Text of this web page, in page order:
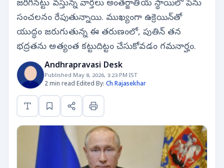
జరిగినట్టు వస్తున్న వార్తలు అంతర్జాతీయ స్థాయిలో పెను
సంచలనం రేపుతున్నాయి. ముఖ్యంగా ఉక్రెయిన్‌తో
యుద్ధం జరుగుతున్న ఈ తరుణంలో, పుతిన్ తన
భద్రతను అత్యంత కట్టుదిట్టం చేసుకోవడం గమనార్హం.
Andhrapravasi Desk
Published May 8, 2026, 3:23 PM IST
2 min read·Edited By: Ch Rajasekhar